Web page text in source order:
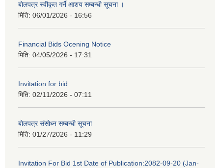
बोलपत्र स्वीकृत गर्ने आशय सम्बन्धी सूचना ।
मिति: 06/01/2026 - 16:56
Financial Bids Ocening Notice
मिति: 04/05/2026 - 17:31
Invitation for bid
मिति: 02/11/2026 - 07:11
बोलपत्र संसोध्न सम्बन्धी सूचना
मिति: 01/27/2026 - 11:29
Invitation For Bid 1st Date of Publication:2082-09-20 (Jan-